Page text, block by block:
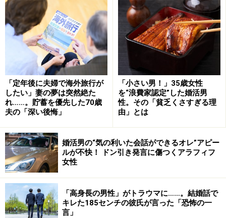
妻の飲み会の回数が多くなっていって」
頻繁に出かけるようになった妻
昨年の秋以降は週に1度の割合で、妻の飲み会があっ
た。そのたびにヒロキさんは残業分の仕事を持ち帰った
りしながらしのいできた。コロナ禍以降、家で仕事をす
ることに寛容になっている職場だが、それでも周りが残
業している中、一人仕事を持ち帰ったり早朝出社したり
するのは気がひけるところもある。
「妻が変わったのはそれだけではありません。化粧が少
し濃くなったし、着るものも華やかな色になった。きれ
いになったと言ったことがあるんですが、妻はウフッと
いうこびたような笑みを浮かべた。それはなんだか嫌で
したね」
「定年後に夫婦で海外旅行が
したい」妻の夢は突然絶た
れ……。貯蓄を優先した70歳
夫の「深い後悔」
「小さい男！」35歳女性
を“浪費家認定”した婚活男
性。その「貧乏くさすぎる理
由」とは
婚活男の“気の利いた会話ができるオレ”アピー
ルが不快！ ドン引き発言に傷つくアラフィフ
女性
「高身長の男性」がトラウマに……。結婚話で
キレた185センチの彼氏が言った「恐怖の一
言」